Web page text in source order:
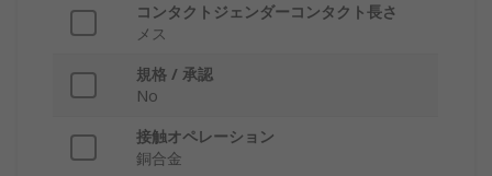
コンタクトジェンダーコンタクト長さ
メス
規格 / 承認
No
接触オペレーション
銅合金